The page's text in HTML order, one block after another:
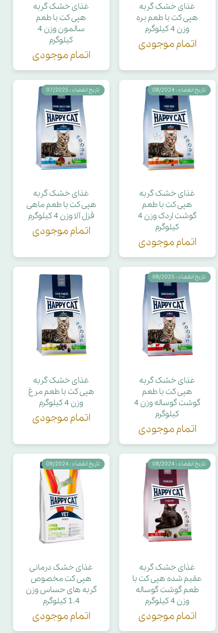
غذای خشک گربه
هپی کت با طعم بره
وزن 4 کیلوگرم
اتمام موجودی
غذای خشک گربه
هپی کت با طعم
سالمون وزن 4
کیلوگرم
اتمام موجودی
غذای خشک گربه
هپی کت با طعم
گوشت اردک وزن 4
کیلوگرم
اتمام موجودی
تاریخ انقضاء : 08/2024
غذای خشک گربه
هپی کت با طعم ماهی
قزل آلا وزن 4 کیلوگرم
اتمام موجودی
تاریخ انقضاء : 07/2025
غذای خشک گربه
هپی کت با طعم
گوشت گوساله وزن 4
کیلوگرم
اتمام موجودی
تاریخ انقضاء : 09/2025
غذای خشک گربه
هپی کت با طعم مرغ
وزن 4 کیلوگرم
اتمام موجودی
غذای خشک گربه
عقیم شده هپی کت با
طعم گوشت گوساله
وزن 4 کیلوگرم
اتمام موجودی
تاریخ انقضاء : 08/2024
غذای خشک درمانی
هپی کت مخصوص
گربه های حساس وزن
1.4 کیلوگرم
اتمام موجودی
تاریخ انقضاء : 09/2024